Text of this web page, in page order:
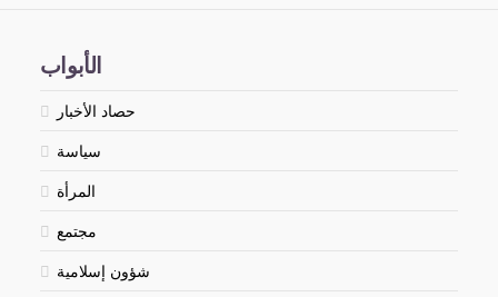
الأبواب
حصاد الأخبار
سياسة
المرأة
مجتمع
شؤون إسلامية